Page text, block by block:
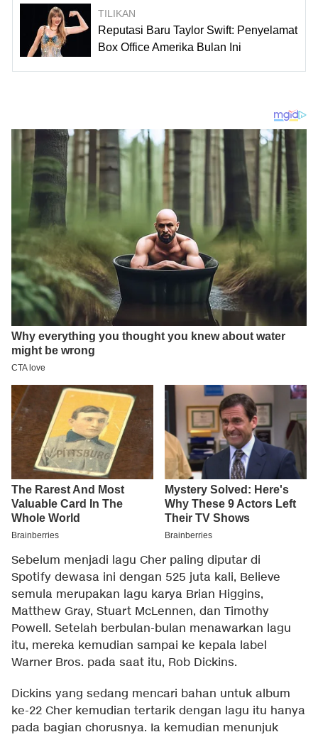
TILIKAN
Reputasi Baru Taylor Swift: Penyelamat
Box Office Amerika Bulan Ini
Sebelum menjadi lagu Cher paling diputar di
Spotify dewasa ini dengan 525 juta kali, Believe
semula merupakan lagu karya Brian Higgins,
Matthew Gray, Stuart McLennen, dan Timothy
Powell. Setelah berbulan-bulan menawarkan lagu
itu, mereka kemudian sampai ke kepala label
Warner Bros. pada saat itu, Rob Dickins.
Dickins yang sedang mencari bahan untuk album
ke-22 Cher kemudian tertarik dengan lagu itu hanya
pada bagian chorusnya. Ia kemudian menunjuk